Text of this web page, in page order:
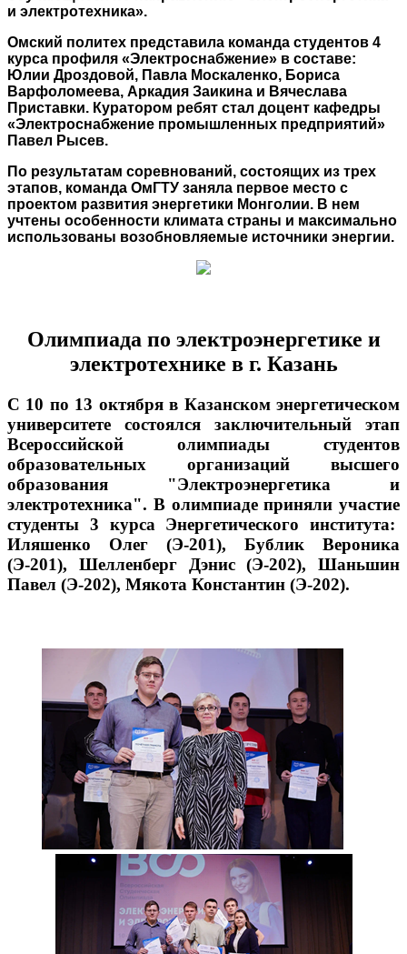
и электротехника».
Омский политех представила команда студентов 4
курса профиля «Электроснабжение» в составе:
Юлии Дроздовой, Павла Москаленко, Бориса
Варфоломеева, Аркадия Заикина и Вячеслава
Приставки. Куратором ребят стал доцент кафедры
«Электроснабжение промышленных предприятий»
Павел Рысев.
По результатам соревнований, состоящих из трех
этапов, команда ОмГТУ заняла первое место с
проектом развития энергетики Монголии. В нем
учтены особенности климата страны и максимально
использованы возобновляемые источники энергии.
Олимпиада по электроэнергетике и
электротехнике в г. Казань
С 10 по 13 октября в Казанском энергетическом
университете состоялся заключительный этап
Всероссийской олимпиады студентов
образовательных организаций высшего
образования "Электроэнергетика и
электротехника". В олимпиаде приняли участие
студенты 3 курса Энергетического института:
Иляшенко Олег (Э-201), Бублик Вероника
(Э-201), Шелленберг Дэнис (Э-202), Шаньшин
Павел (Э-202), Мякота Константин (Э-202).